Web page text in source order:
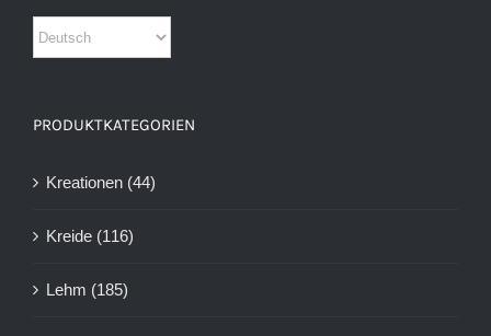
PRODUKTKATEGORIEN
Kreationen (44)
Kreide (116)
Lehm (185)